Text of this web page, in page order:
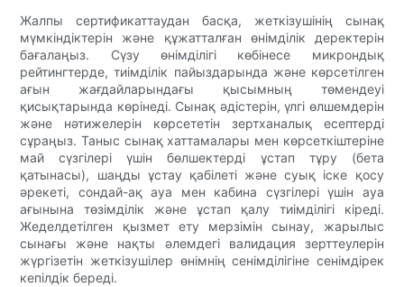
Жалпы сертификаттаудан басқа, жеткізушінің сынақ
мүмкіндіктерін және құжатталған өнімділік деректерін
бағалаңыз. Сүзу өнімділігі көбінесе микрондық
рейтингтерде, тиімділік пайыздарында және көрсетілген
ағын жағдайларындағы қысымның төмендеуі
қисықтарында көрінеді. Сынақ әдістерін, үлгі өлшемдерін
және нәтижелерін көрсететін зертханалық есептерді
сұраңыз. Таныс сынақ хаттамалары мен көрсеткіштеріне
май сүзгілері үшін бөлшектерді ұстап тұру (бета
қатынасы), шаңды ұстау қабілеті және суық іске қосу
әрекеті, сондай-ақ ауа мен кабина сүзгілері үшін ауа
ағынына төзімділік және ұстап қалу тиімділігі кіреді.
Жеделдетілген қызмет ету мерзімін сынау, жарылыс
сынағы және нақты әлемдегі валидация зерттеулерін
жүргізетін жеткізушілер өнімнің сенімділігіне сенімдірек
кепілдік береді.